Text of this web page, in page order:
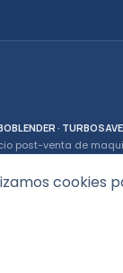
·
post-venta de
y profesional.
cookies